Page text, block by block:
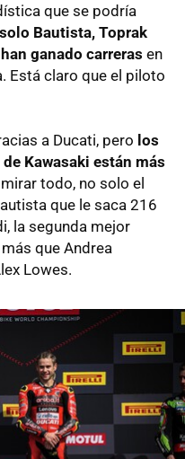
que se podría
solo Bautista, Toprak
ganado carreras en
Está claro que el piloto
a Ducati, pero los
Kawasaki están más
todo, no solo el
que le saca 216
la segunda mejor
que Andrea
Lowes.